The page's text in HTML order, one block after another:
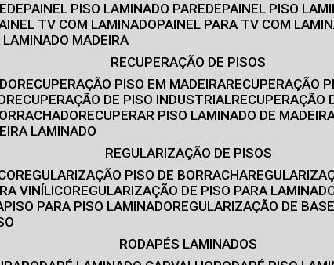
PAINEL PISO LAMINADO PAREDE PAINEL PISO
TV COM LAMINADO PAINEL PARA TV COM
LAMINADO MADEIRA
RECUPERAÇÃO DE PISOS
RECUPERAÇÃO PISO EM MADEIRA RECUPERAÇÃO
RECUPERAÇÃO DE PISO INDUSTRIAL
RECUPERAR PISO LAMINADO DE
LAMINADO
REGULARIZAÇÃO DE PISOS
REGULARIZAÇÃO PISO DE BORRACHA
VINÍLICO REGULARIZAÇÃO DE PISO PARA
PARA PISO LAMINADO REGULARIZAÇÃO DE
RODAPÉS LAMINADOS